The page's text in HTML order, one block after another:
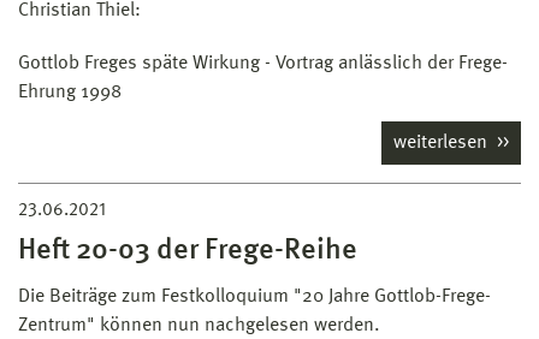
Christian Thiel:
Gottlob Freges späte Wirkung - Vortrag anlässlich der Frege-
Ehrung 1998
weiterlesen
23.06.2021
Heft 20-03 der Frege-Reihe
Die Beiträge zum Festkolloquium "20 Jahre Gottlob-Frege-
Zentrum" können nun nachgelesen werden.